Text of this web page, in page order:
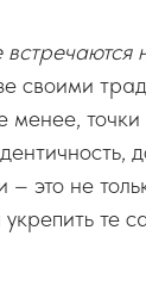
встречаются
своими
менее,
это не
укрепить